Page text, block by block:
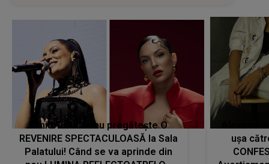
Tania Turtureanu pregătește O
REVENIRE SPECTACULOASĂ la Sala
Palatului! Când se va aprinde din
ușa